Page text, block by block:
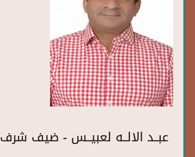
عبــد الالــه لعبيــس - ضيف شرف